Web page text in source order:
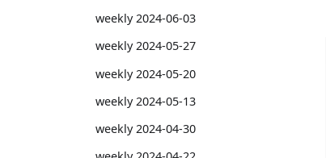
weekly 2024-06-03
weekly 2024-05-27
weekly 2024-05-20
weekly 2024-05-13
weekly 2024-04-30